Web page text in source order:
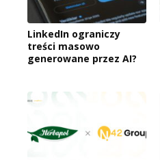
LinkedIn ograniczy
treści masowo
generowane przez AI?